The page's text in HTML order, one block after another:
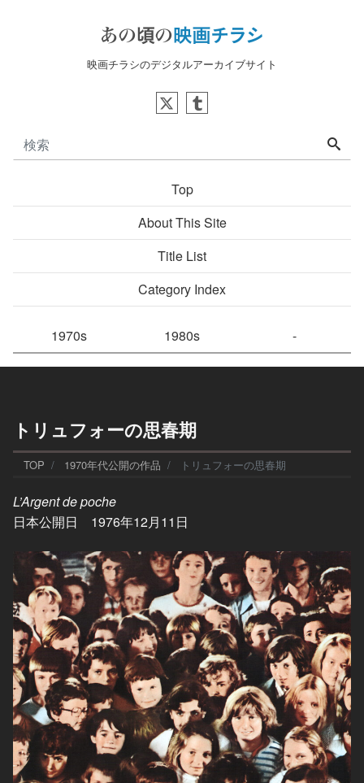
映画チラシのデジタルアーカイブサイト
Top
About This Site
Title List
Category Index
1970s 1980s -
トリュフォーの思春期
TOP 1970年代公開の作品 トリュフォーの思春期
L’Argent de poche
日本公開日 1976年12月11日